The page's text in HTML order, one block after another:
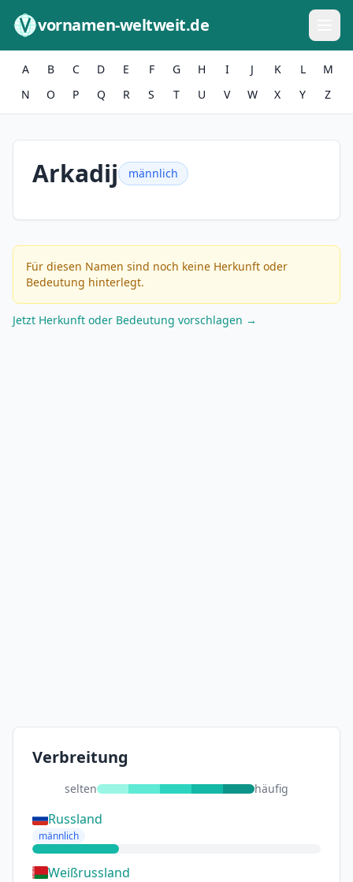
vornamen-weltweit.de
A B C D E F G H I J K L
M
N
O P Q R S T U V W X Y Z
Arkadij männlich
Für diesen Namen sind noch keine Herkunft oder
Bedeutung hinterlegt.
Jetzt Herkunft oder Bedeutung vorschlagen →
Verbreitung
selten häufig
Russland
männlich
Weißrussland